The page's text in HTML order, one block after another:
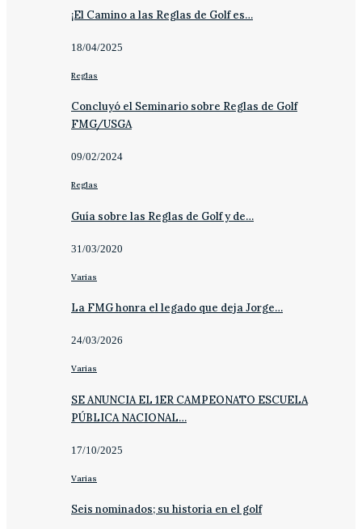
¡El Camino a las Reglas de Golf es…
18/04/2025
Reglas
Concluyó el Seminario sobre Reglas de Golf
FMG/USGA
09/02/2024
Reglas
Guía sobre las Reglas de Golf y de…
31/03/2020
Varias
La FMG honra el legado que deja Jorge…
24/03/2026
Varias
SE ANUNCIA EL 1ER CAMPEONATO ESCUELA
PÚBLICA NACIONAL…
17/10/2025
Varias
Seis nominados; su historia en el golf